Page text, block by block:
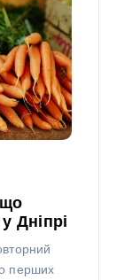
що
Дніпрі
перших